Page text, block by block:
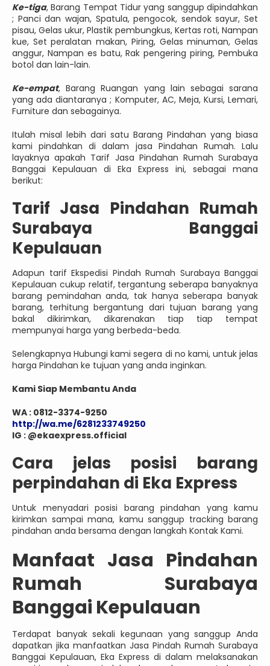
Ke-tiga, Barang Tempat Tidur yang sanggup dipindahkan
; Panci dan wajan, Spatula, pengocok, sendok sayur, Set
pisau, Gelas ukur, Plastik pembungkus, Kertas roti, Nampan
kue, Set peralatan makan, Piring, Gelas minuman, Gelas
anggur, Nampan es batu, Rak pengering piring, Pembuka
botol dan lain-lain.
Ke-empat, Barang Ruangan yang lain sebagai sarana
yang ada diantaranya ; Komputer, AC, Meja, Kursi, Lemari,
Furniture dan sebagainya.
Itulah misal lebih dari satu Barang Pindahan yang biasa
kami pindahkan di dalam jasa Pindahan Rumah. Lalu
layaknya apakah Tarif Jasa Pindahan Rumah Surabaya
Banggai Kepulauan di Eka Express ini, sebagai mana
berikut:
Tarif Jasa Pindahan Rumah
Surabaya Banggai
Kepulauan
Adapun tarif Ekspedisi Pindah Rumah Surabaya Banggai
Kepulauan cukup relatif, tergantung seberapa banyaknya
barang pemindahan anda, tak hanya seberapa banyak
barang, terhitung bergantung dari tujuan barang yang
bakal dikirimkan, dikarenakan tiap tiap tempat
mempunyai harga yang berbeda-beda.
Selengkapnya Hubungi kami segera di no kami, untuk jelas
harga Pindahan ke tujuan yang anda inginkan.
Kami Siap Membantu Anda
WA : 0812-3374-9250
http://wa.me/6281233749250
IG : @ekaexpress.official
Cara jelas posisi barang
perpindahan di Eka Express
Untuk menyadari posisi barang pindahan yang kamu
kirimkan sampai mana, kamu sanggup tracking barang
pindahan anda bersama dengan langkah Kontak Kami.
Manfaat Jasa Pindahan
Rumah Surabaya
Banggai Kepulauan
Terdapat banyak sekali kegunaan yang sanggup Anda
dapatkan jika manfaatkan Jasa Pindah Rumah Surabaya
Banggai Kepulauan, Eka Express di dalam melaksanakan